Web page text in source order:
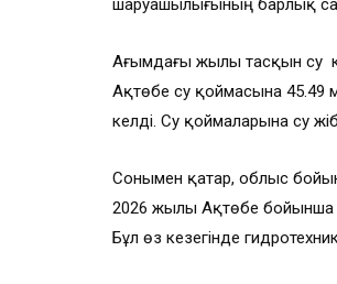
шаруашылығының барлық
Ағымдағы жылы тасқын су
Ақтөбе су қоймасына 45.49
келді. Су қоймаларына су
Сонымен қатар, облыс
2026 жылы Ақтөбе бойынша
Бұл өз кезегінде